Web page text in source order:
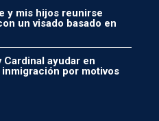
y mis hijos reunirse
un visado basado en
Cardinal ayudar en
por motivos